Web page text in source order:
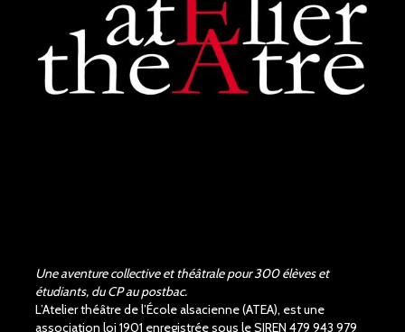
Judith Aubry.
Bravo !!! Que de bons
acteurs !! Quel beau travail.
Un Richard III de très bonne
qualité.
Une aventure collective et théâtrale pour 300 élèves et
étudiants, du CP au postbac.
L’Atelier théâtre de l’École alsacienne (ATEA), est une
association loi 1901 enregistrée sous le SIREN 479 943 979